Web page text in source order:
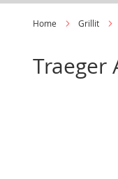
Home Grillit
Traeger